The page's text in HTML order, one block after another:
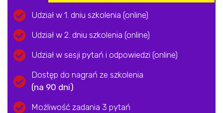
Udział w 1. dniu szkolenia (online)
Udział w 2. dniu szkolenia (online)
Udział w sesji pytań i odpowiedzi (online)
Dostęp do nagrań ze szkolenia​
(na 90 dni)
Możliwość zadania 3 pytań